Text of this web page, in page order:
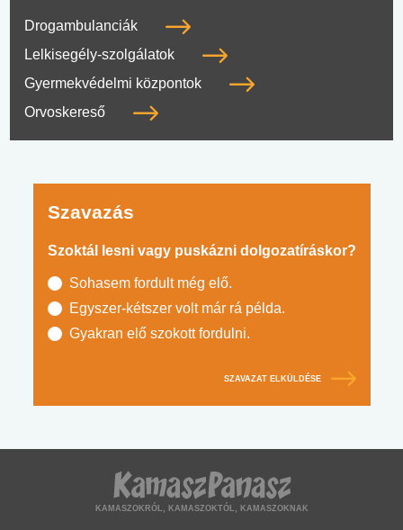
Drogambulanciák
Lelkisegély-szolgálatok
Gyermekvédelmi központok
Orvoskereső
Szavazás
Szoktál lesni vagy puskázni dolgozatíráskor?
Sohasem fordult még elő.
Egyszer-kétszer volt már rá példa.
Gyakran elő szokott fordulni.
SZAVAZAT ELKÜLDÉSE
KAMASZOKRÓL, KAMASZOKTÓL, KAMASZOKNAK